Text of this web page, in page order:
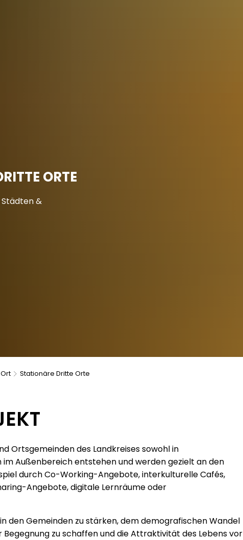
ORTE
&
Stationäre Dritte Orte
Ortsgemeinden des Landkreises sowohl in
Außenbereich entstehen und werden gezielt an den
durch Co-Working-Angebote, interkulturelle Cafés,
Angebote, digitale Lernräume oder
den Gemeinden zu stärken, dem demografischen Wandel
zu schaffen und die Attraktivität des Lebens vor